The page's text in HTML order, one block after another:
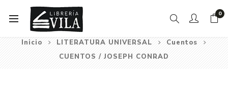
0
Inicio LITERATURA UNIVERSAL
Cuentos
CUENTOS / JOSEPH CONRAD